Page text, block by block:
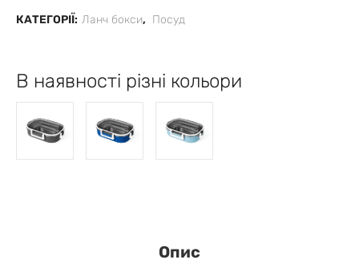
КАТЕГОРІЇ: Ланч бокси, Посуд
В наявності різні кольори
Опис